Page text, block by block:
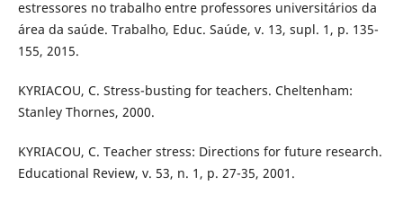
estressores no trabalho entre professores universitários da
área da saúde. Trabalho, Educ. Saúde, v. 13, supl. 1, p. 135-
155, 2015.
KYRIACOU, C. Stress-busting for teachers. Cheltenham:
Stanley Thornes, 2000.
KYRIACOU, C. Teacher stress: Directions for future research.
Educational Review, v. 53, n. 1, p. 27-35, 2001.